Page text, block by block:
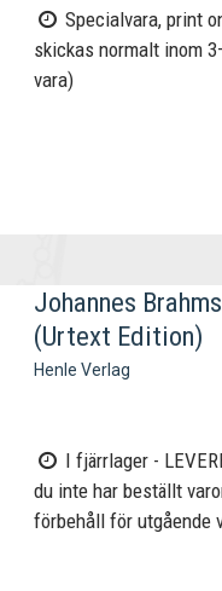
Specialvara, print
skickas normalt inom
vara)
Johannes
(Urtext Edition)
Henle Verlag
I fjärrlager -
du inte har beställt
förbehåll för utgående